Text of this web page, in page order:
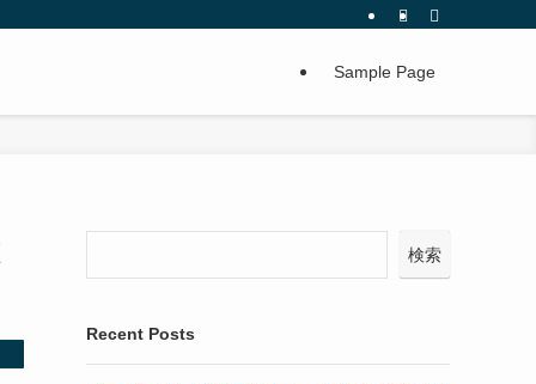
Sample Page
検索
Recent Posts